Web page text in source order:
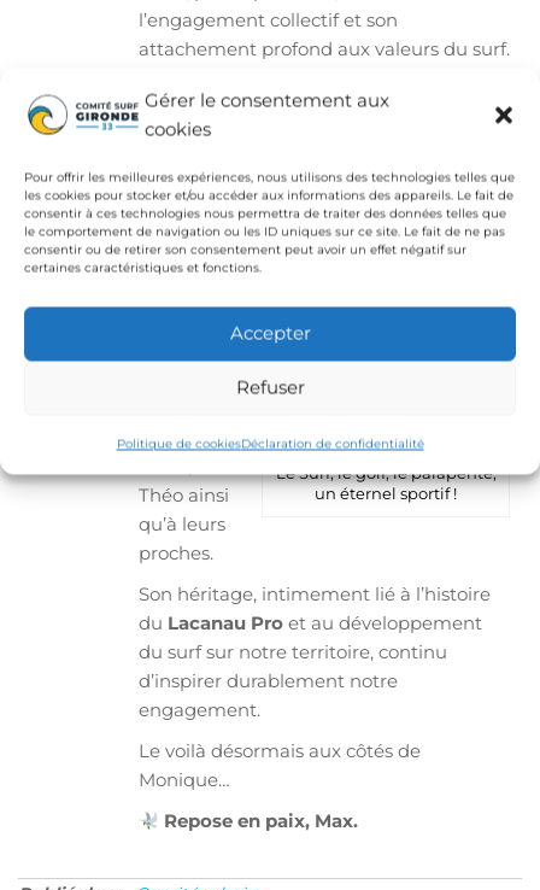
Gérer le consentement aux
cookies
Pour offrir les meilleures expériences, nous utilisons des technologies telles que
les cookies pour stocker et/ou accéder aux informations des appareils. Le fait de
consentir à ces technologies nous permettra de traiter des données telles que
le comportement de navigation ou les ID uniques sur ce site. Le fait de ne pas
consentir ou de retirer son consentement peut avoir un effet négatif sur
certaines caractéristiques et fonctions.
Accepter
Refuser
Politique de cookiesDéclaration de confidentialité
l’engagement collectif et son
attachement profond aux valeurs du surf.
Le Surf, le golf, le parapente,
un éternel sportif !
Le Comité
adresse
sesplus
sincères
condoléan
enfants
Théo ainsi
qu’à leurs
proches.
Son héritage, intimement lié à l’histoire
du Lacanau Pro et au développement
du surf sur notre territoire, continu
d’inspirer durablement notre
engagement.
Le voilà désormais aux côtés de
Monique…
Repose en paix, Max.